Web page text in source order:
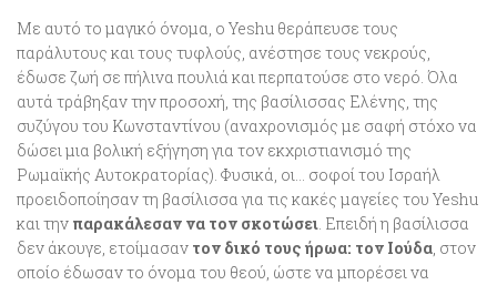
Με αυτό το μαγικό όνομα, ο Yeshu θεράπευσε τους
παράλυτους και τους τυφλούς, ανέστησε τους νεκρούς,
έδωσε ζωή σε πήλινα πουλιά και περπατούσε στο νερό. Όλα
αυτά τράβηξαν την προσοχή, της βασίλισσας Ελένης, της
συζύγου του Κωνσταντίνου (αναχρονισμός με σαφή στόχο να
δώσει μια βολική εξήγηση για τον εκχριστιανισμό της
Ρωμαϊκής Αυτοκρατορίας). Φυσικά, οι… σοφοί του Ισραήλ
προειδοποίησαν τη βασίλισσα για τις κακές μαγείες του Yeshu
και την παρακάλεσαν να τον σκοτώσει. Επειδή η βασίλισσα
δεν άκουγε, ετοίμασαν τον δικό τους ήρωα: τον Ιούδα, στον
οποίο έδωσαν το όνομα του θεού, ώστε να μπορέσει να